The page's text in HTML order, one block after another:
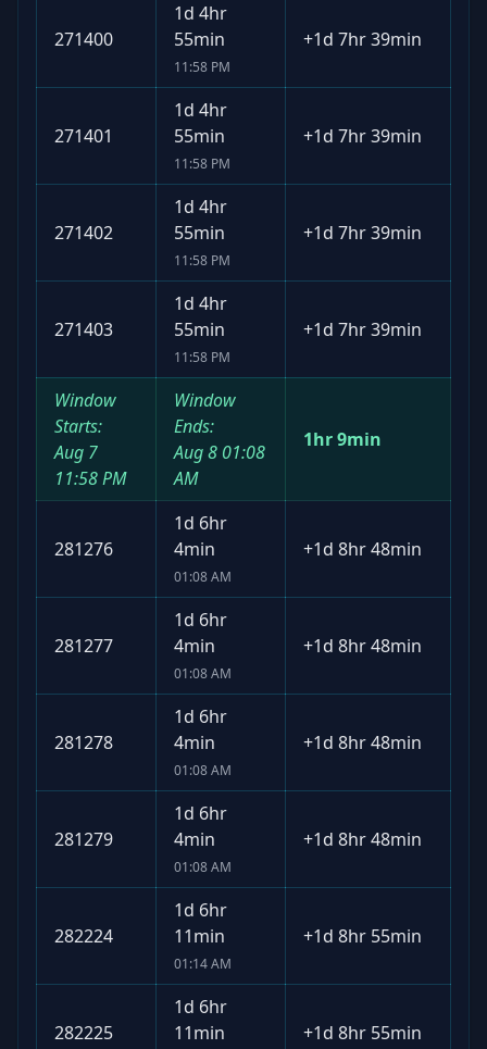
271400
1d 4hr
55min
11:58 PM
+1d 7hr 39min
271401
1d 4hr
55min
11:58 PM
+1d 7hr 39min
271402
1d 4hr
55min
11:58 PM
+1d 7hr 39min
271403
1d 4hr
55min
11:58 PM
+1d 7hr 39min
Window
Starts:
Aug 7
11:58 PM
Window
Ends:
Aug 8 01:08
AM
1hr 9min
281276
1d 6hr
4min
01:08 AM
+1d 8hr 48min
281277
1d 6hr
4min
01:08 AM
+1d 8hr 48min
281278
1d 6hr
4min
01:08 AM
+1d 8hr 48min
281279
1d 6hr
4min
01:08 AM
+1d 8hr 48min
282224
1d 6hr
11min
01:14 AM
+1d 8hr 55min
282225
1d 6hr
11min
+1d 8hr 55min